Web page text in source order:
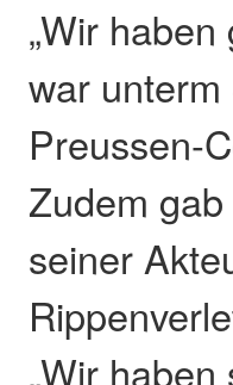
„Wir
war
Preussen-
Zudem
seiner
„Wir